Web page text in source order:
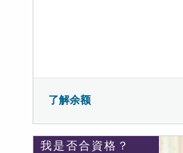
了解余额
我是否合資格？